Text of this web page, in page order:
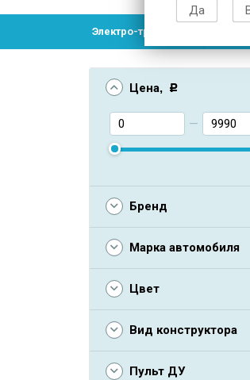
Да
Электро-транспорт
Цена , Р
—
Бренд
Марка автомобиля
Цвет
Вид конструктора
Пульт ДУ